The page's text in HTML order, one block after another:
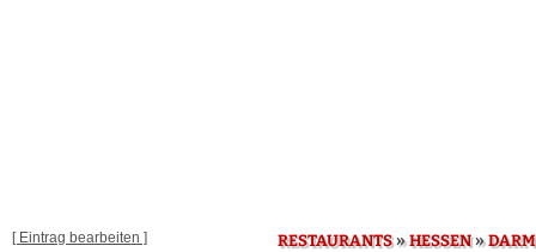
[ Eintrag bearbeiten ]
RESTAURANTS»HESSEN»